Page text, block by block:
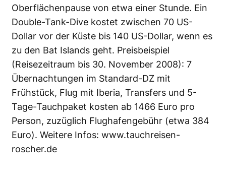
Oberflächenpause von etwa einer Stunde. Ein
Double-Tank-Dive kostet zwischen 70 US-
Dollar vor der Küste bis 140 US-Dollar, wenn es
zu den Bat Islands geht. Preisbeispiel
(Reisezeitraum bis 30. November 2008): 7
Übernachtungen im Standard-DZ mit
Frühstück, Flug mit Iberia, Transfers und 5-
Tage-Tauchpaket kosten ab 1466 Euro pro
Person, zuzüglich Flughafengebühr (etwa 384
Euro). Weitere Infos: www.tauchreisen-
roscher.de